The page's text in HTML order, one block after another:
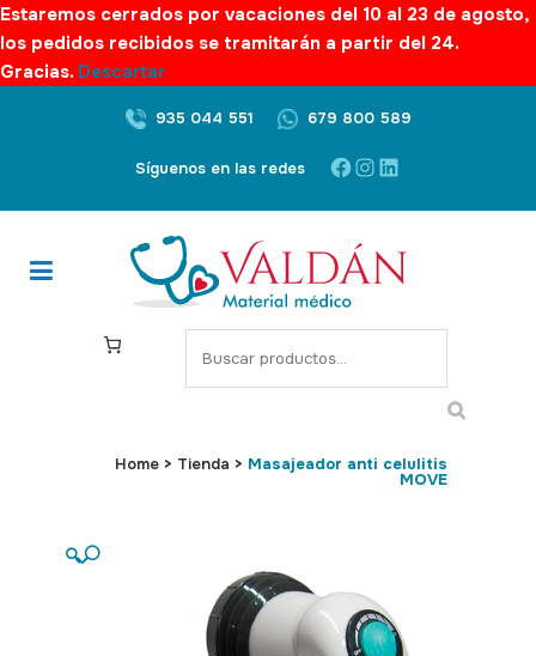
Estaremos cerrados por vacaciones del 10 al 23 de agosto,
los pedidos recibidos se tramitarán a partir del 24.
Gracias. Descartar
935 044 551 679 800 589
Síguenos en las redes Facebook
Instagram
LinkedIn
S
e
c
Home > Tienda > Masajeador anti celulitis
MOVE
🔍